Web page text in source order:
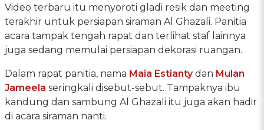
Video terbaru itu menyoroti gladi resik dan meeting
terakhir untuk persiapan siraman Al Ghazali. Panitia
acara tampak tengah rapat dan terlihat staf lainnya
juga sedang memulai persiapan dekorasi ruangan.
Dalam rapat panitia, nama Maia Estiantydan Mulan
Jameela seringkali disebut-sebut. Tampaknya ibu
kandung dan sambung Al Ghazali itu juga akan hadir
di acara siraman nanti.